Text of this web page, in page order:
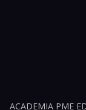
ACADEMIA PME